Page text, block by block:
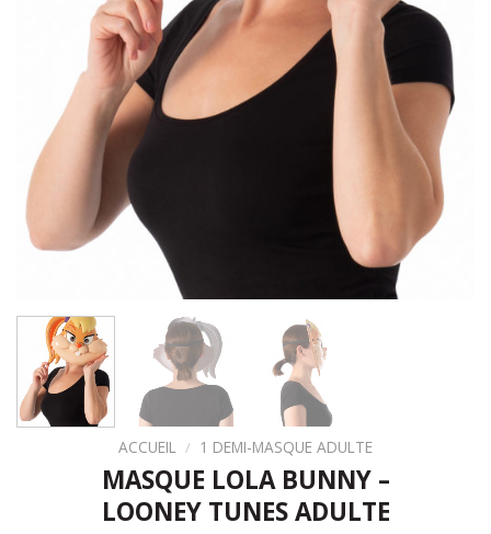
ACCUEIL / 1 DEMI-MASQUE ADULTE
MASQUE LOLA BUNNY –
LOONEY TUNES ADULTE